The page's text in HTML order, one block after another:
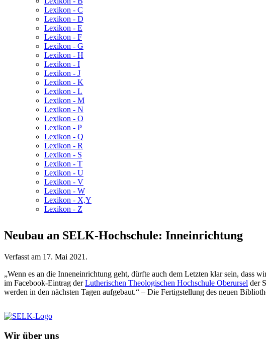
Lexikon - C
Lexikon - D
Lexikon - E
Lexikon - F
Lexikon - G
Lexikon - H
Lexikon - I
Lexikon - J
Lexikon - K
Lexikon - L
Lexikon - M
Lexikon - N
Lexikon - O
Lexikon - P
Lexikon - Q
Lexikon - R
Lexikon - S
Lexikon - T
Lexikon - U
Lexikon - V
Lexikon - W
Lexikon - X,Y
Lexikon - Z
Neubau an SELK-Hochschule: Inneinrichtung
Verfasst am 17. Mai 2021 .
„Wenn es an die Inneneinrichtung geht, dürfte auch dem Letzten klar sein, dass
im Facebook-Eintrag derLutherischen Theologischen Hochschule Oberursel der
werden in den nächsten Tagen aufgebaut.“ – Die Fertigstellung des neuen
Wir über uns